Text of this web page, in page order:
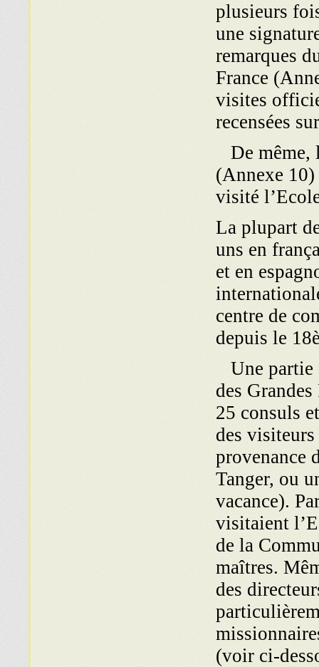
plusieurs
une
remarques
France
visites
recensées
De même,
(Annexe
visité
La plupart
uns en
et en
centre de
depuis le
Une partie
des
25 consuls
des
provenance
Tanger, ou
vacance).
visitaient
de la
maîtres.
des
(voir ci-